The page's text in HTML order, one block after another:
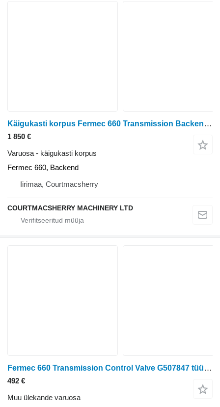
Käigukasti korpus Fermec 660 Transmission Backend Housing, Hydraulic Pump, Differential, Fermec
1 850 €
Varuosa - käigukasti korpus
Fermec 660, Backend
Iirimaa, Courtmacsherry
COURTMACSHERRY MACHINERY LTD
Fermec 660 Transmission Control Valve G507847 tüübi jaoks ratastraktori
492 €
Muu ülekande varuosa